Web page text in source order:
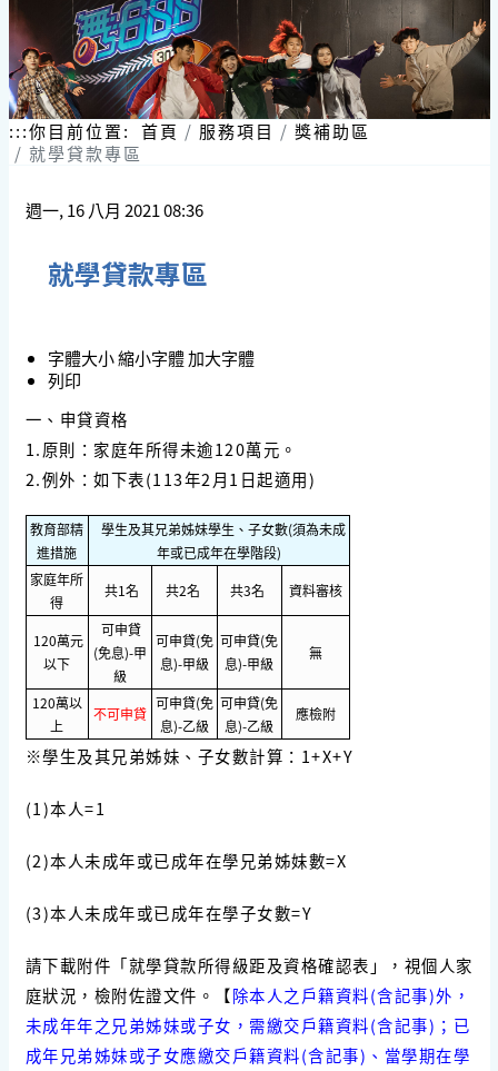
:::你目前位置: 首頁 服務項目
獎補助區
就學貸款專區
週一, 16 八月 2021 08:36
就學貸款專區
字體大小縮小字體加大字體
列印
一、申貸資格
1.原則：家庭年所得未逾120萬元。
2.例外：如下表(113年2月1日起適用)
教育部精
進措施
學生及其兄弟姊妹學生、子女數(須為未成
年或已成年在學階段)
家庭年所
得
共1名 共2名 共3名 資料審核
120萬元
以下
可申貸
(免息)-甲
級
可申貸(免
息)-甲級
可申貸(免
息)-甲級
無
120萬以
上
不可申貸
可申貸(免
息)-乙級
可申貸(免
息)-乙級
應檢附
※學生及其兄弟姊妹、子女數計算：1+X+Y
(1)本人=1
(2)本人未成年或已成年在學兄弟姊妹數=X
(3)本人未成年或已成年在學子女數=Y
請下載附件「就學貸款所得級距及資格確認表 」，視個人家
庭狀況，檢附佐證文件。【除本人之戶籍資料(含記事)外，
未成年年之兄弟姊妹或子女，需繳交戶籍資料(含記事)；已
成年兄弟姊妹或子女應繳交戶籍資料(含記事)、當學期在學